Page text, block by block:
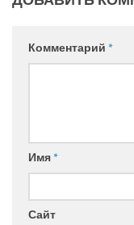
Комментарий *
Имя*
Сайт